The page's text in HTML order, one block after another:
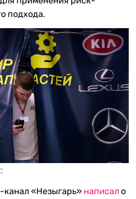
подхода.
канал «Незыгарь» написал о